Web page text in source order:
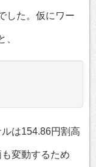
した。仮にワー
、
は154.86円割高
変動するため